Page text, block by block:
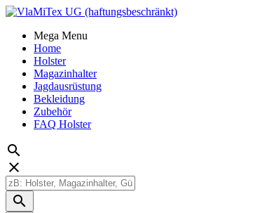
Mega Menu
Home
Holster
Magazinhalter
Jagdausrüstung
Bekleidung
Zubehör
FAQ Holster


